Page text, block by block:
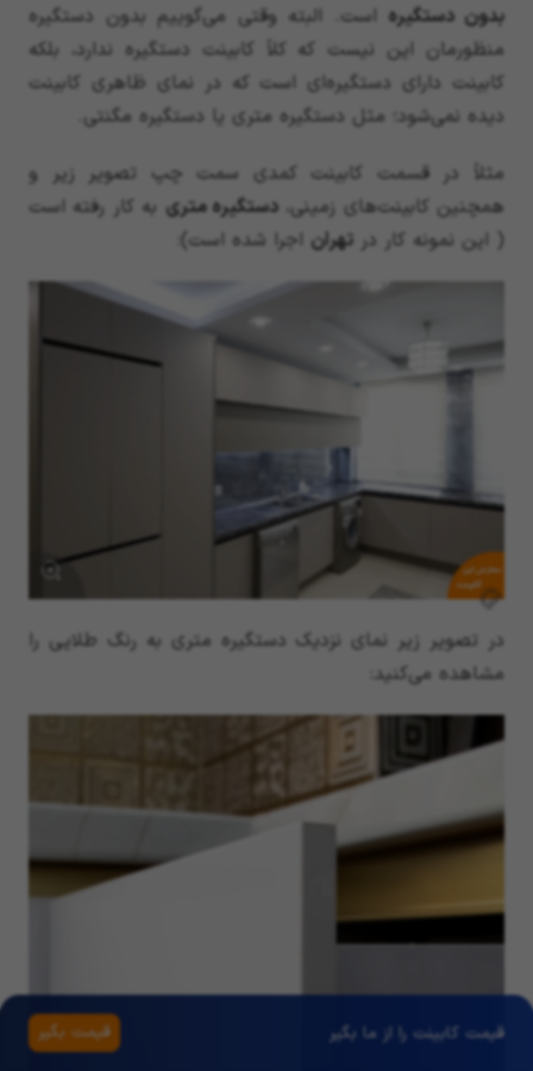
قیمت کابینت را از ما بگیر قیمت بگیر
بدون دستگیره است. البته وقتی می‌گوییم بدون دستگیره
منظورمان این نیست که کلاً کابینت دستگیره ندارد، بلکه
کابینت دارای دستگیره‌ای است که در نمای ظاهری کابینت
دیده نمی‌شود؛ مثل دستگیره متری یا دستگیره مگنتی.
مثلاً در قسمت کابینت کمدی سمت چپ تصویر زیر و
همچنین کابینت‌های زمینی،دستگیره متری به کار رفته است
( این نمونه کار در تهران اجرا شده است):
سفارش این
کابینت
در تصویر زیر نمای نزدیک دستگیره متری به رنگ طلایی را
مشاهده می‌کنید: